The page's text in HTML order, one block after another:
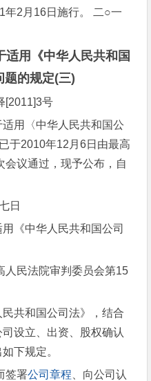
年2月16日施行。 二○一
适用《中华人民共和国
题的规定(三)
号
用〈中华人民共和国公
于2010年12月6日由最高
会议通过，现予公布，自
日
中华人民共和国公司
民法院审判委员会第15
共和国公司法》，结合
设立、出资、股权确认
下规定。
签署公司章程 、向公司认